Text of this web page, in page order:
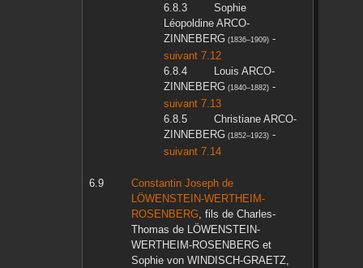
Sophie
LéopoldineARCO-
ZINNEBERG(1836–1909)-
suivant 7.12
Louis ARCO-
ZINNEBERG(1840–1882)-
suivant 7.13
ChristianeARCO-
ZINNEBERG(1852–1923)-
suivant 7.14
Constantin Josephde
LÖWENSTEIN-WERTHEIM-
ROSENBERG, fils de Charles-
Thomas de LÖWENSTEIN-
WERTHEIM-ROSENBERGet
Sophievon WINDISCH-GRAETZ,